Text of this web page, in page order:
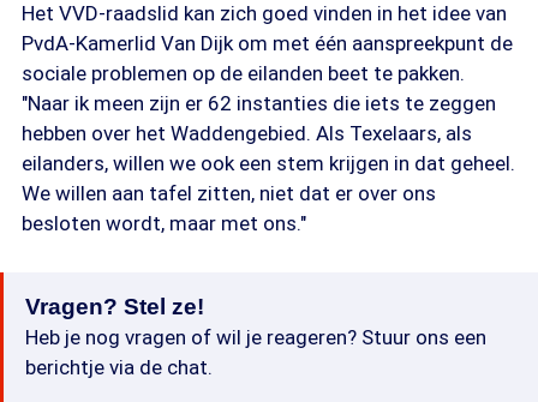
Het VVD-raadslid kan zich goed vinden in het idee van
PvdA-Kamerlid Van Dijk om met één aanspreekpunt de
sociale problemen op de eilanden beet te pakken.
"Naar ik meen zijn er 62 instanties die iets te zeggen
hebben over het Waddengebied. Als Texelaars, als
eilanders, willen we ook een stem krijgen in dat geheel.
We willen aan tafel zitten, niet dat er over ons
besloten wordt, maar met ons."
Vragen? Stel ze!
Heb je nog vragen of wil je reageren? Stuur ons een
berichtje via de chat.